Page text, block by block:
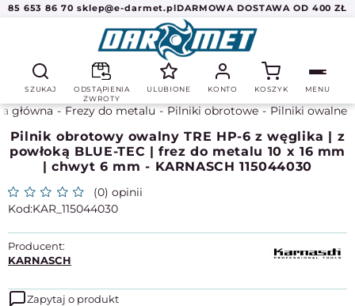
85 653 86 70 sklep@e-darmet.plDARMOWA DOSTAWA OD 400 ZŁ
SZUKAJ
ODSTĄPIENIA
ZWROTY
ULUBIONE KONTO KOSZYK MENU
główna Frezy do metalu Pilniki obrotowe Pilniki owalne
Pilnik obrotowy owalny TRE HP-6 z węglika | z
powłoką BLUE-TEC | frez do metalu 10 x 16 mm
| chwyt 6 mm - KARNASCH 115044030
(0) opinii
KAR_115044030
Producent:
KARNASCH
Zapytaj o produkt